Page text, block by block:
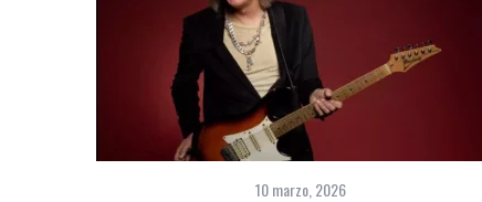
10 marzo, 2026